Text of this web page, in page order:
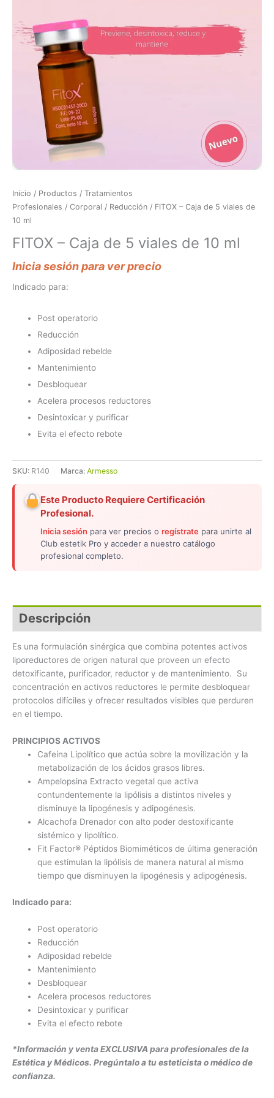
Inicio / Productos / Tratamientos
Profesionales / Corporal / Reducción / FITOX – Caja de 5 viales de
10 ml
FITOX – Caja de 5 viales de 10 ml
Inicia sesión para ver precio
Indicado para:
Post operatorio
Reducción
Adiposidad rebelde
Mantenimiento
Desbloquear
Acelera procesos reductores
Desintoxicar y purificar
Evita el efecto rebote
SKU: R140 Marca: Armesso
Este Producto Requiere Certificación
Profesional.
Inicia sesión para ver precios oregístrate para unirte al
Club estetik Pro y acceder a nuestro catálogo
profesional completo.
Descripción
Es una formulación sinérgica que combina potentes activos
liporeductores de origen natural que proveen un efecto
detoxificante, purificador, reductor y de mantenimiento. Su
concentración en activos reductores le permite desbloquear
protocolos difíciles y ofrecer resultados visibles que perduren
en el tiempo.
PRINCIPIOS ACTIVOS
Cafeína Lipolítico que actúa sobre la movilización y la
metabolización de los ácidos grasos libres.
Ampelopsina Extracto vegetal que activa
contundentemente la lipólisis a distintos niveles y
disminuye la lipogénesis y adipogénesis.
Alcachofa Drenador con alto poder destoxificante
sistémico y lipolítico.
Fit Factor® Péptidos Biomiméticos de última generación
que estimulan la lipólisis de manera natural al mismo
tiempo que disminuyen la lipogénesis y adipogénesis.
Indicado para:
Post operatorio
Reducción
Adiposidad rebelde
Mantenimiento
Desbloquear
Acelera procesos reductores
Desintoxicar y purificar
Evita el efecto rebote
*Información y venta EXCLUSIVA para profesionales de la
Estética y Médicos. Pregúntalo a tu esteticista o médico de
confianza.